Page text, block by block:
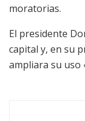
moratorias.
El presidente
capital y, en su
ampliara su uso